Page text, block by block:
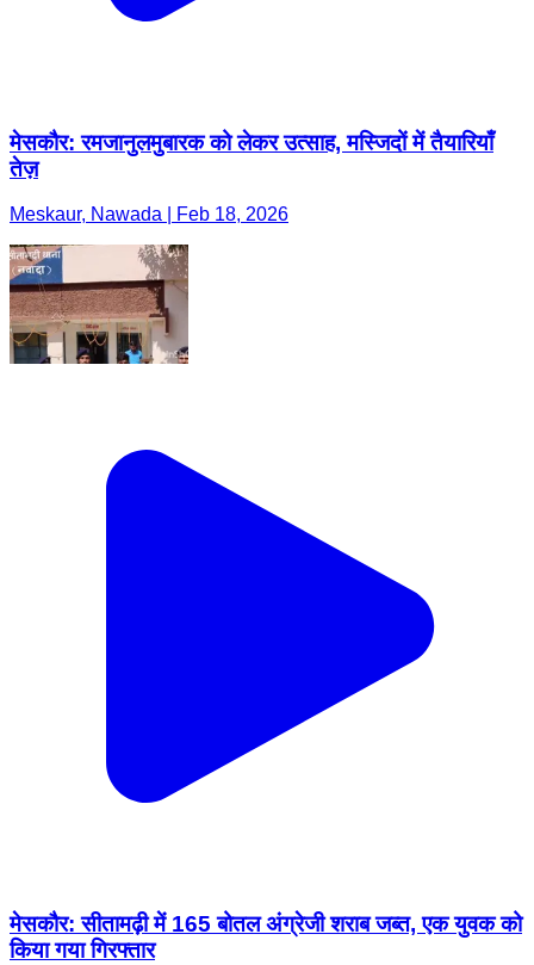
मेसकौर: रमजानुलमुबारक को लेकर उत्साह, मस्जिदों में तैयारियाँ
तेज़
Meskaur, Nawada | Feb 18, 2026
मेसकौर: सीतामढ़ी में 165 बोतल अंग्रेजी शराब जब्त, एक युवक को
किया गया गिरफ्तार